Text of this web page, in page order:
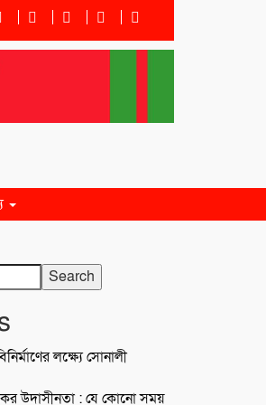
ক্যাম্পেইন নরসিংদী জেলা
Search
লক্ষ্যে সোনালী
উদাসীনতা : যে কোনো সময়